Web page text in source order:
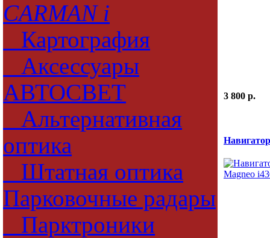
CARMAN i
Картография
Аксессуары
АВТОСВЕТ
Альтернативная
оптика
Штатная оптика
Парковочные радары
Парктроники
3 800 p.